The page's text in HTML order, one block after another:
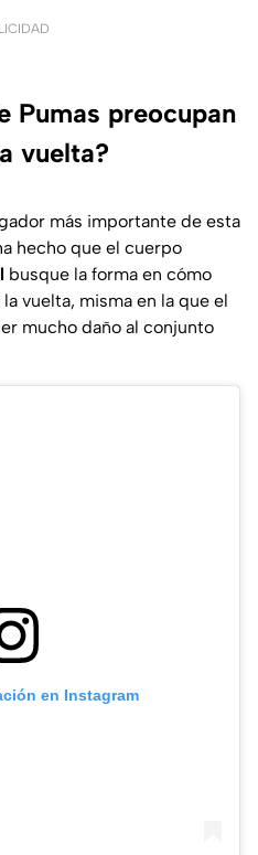
Pumas preocupan
vuelta?
más importante de esta
hecho que el cuerpo
busque la forma en cómo
vuelta, misma en la que el
mucho daño al conjunto
en Instagram